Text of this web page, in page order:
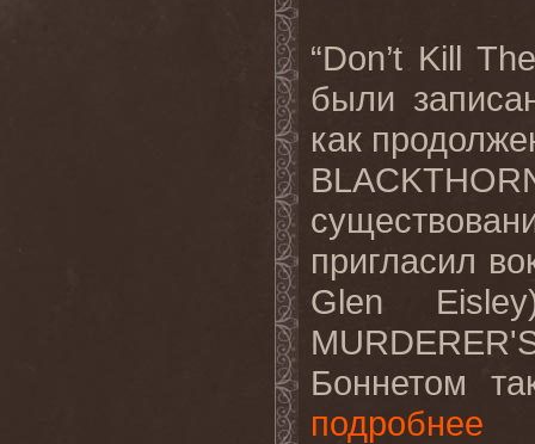
“Don’t Kill
были
как
пригласил
Glen
Eisley
MURDERER'
Боннетом
подробнее